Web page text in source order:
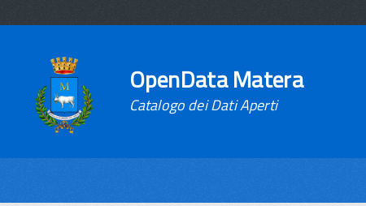
OpenData Matera
Catalogo dei Dati Aperti